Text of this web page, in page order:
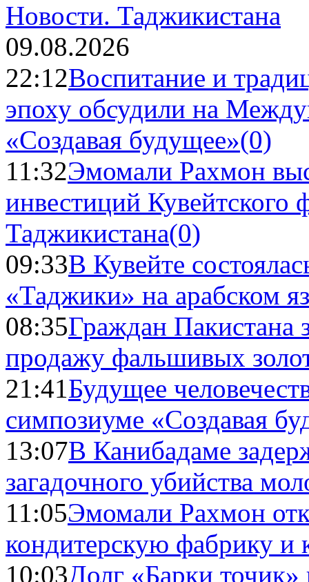
Новости. Таджикистана
09.08.2026
22:12Воспитание и
эпоху обсудили на
«Создавая будущее»(0)
11:32Эмомали Рахмон
инвестиций Кувейтского
Таджикистана(0)
09:33В Кувейте
«Таджики» на арабском
08:35Граждан Пакистана
продажу фальшивых
21:41Будущее
симпозиуме «Создавая
13:07В Канибадаме
загадочного убийства
11:05Эмомали Рахмон
кондитерскую фабрику и
10:03Долг «Барки